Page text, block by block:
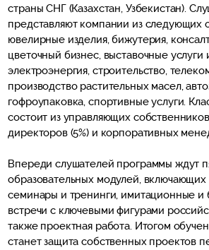
страны СНГ (Казахстан, Узбекистан).
представляют компании из следующих
ювелирные изделия, бижутерия,
цветочный бизнес, выставочные услуги
электроэнергия, строительство,
производство растительных масел,
гофроупаковка, спортивные услуги.
состоит из управляющих
директоров (5%) и корпоративных
Впереди слушателей программы ждут
образовательных модулей, включающих
семинары и тренинги, имитационные и
встречи с ключевыми фигурами
также проектная работа. Итогом
станет защита собственных проектов